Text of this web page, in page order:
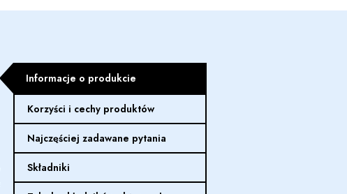
Informacje o produkcie
Korzyści i cechy produktów
Najczęściej zadawane pytania
Składniki